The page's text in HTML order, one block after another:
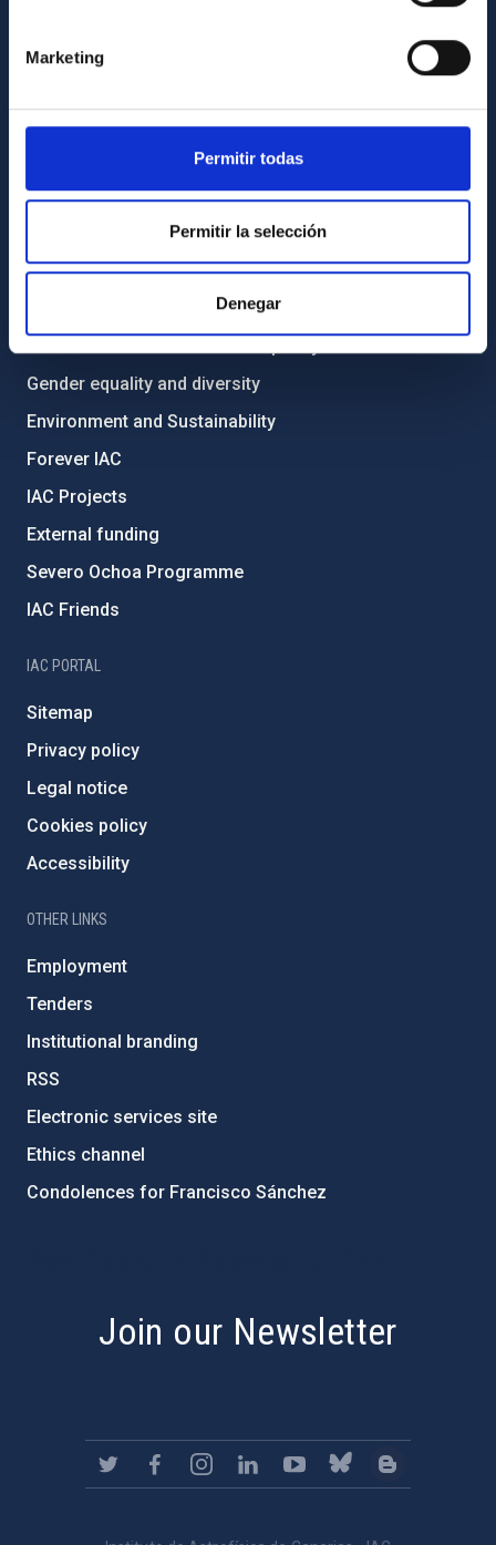
Marketing
Permitir todas
Permitir la selección
Denegar
How to get to the IAC
Library
Legislation
Gender equality and diversity
Environment and Sustainability
Forever IAC
IAC Projects
External funding
Severo Ochoa Programme
IAC Friends
IAC PORTAL
Sitemap
Privacy policy
Legal notice
Cookies policy
Accessibility
OTHER LINKS
Employment
Tenders
Institutional branding
RSS
Electronic services site
Ethics channel
Condolences for Francisco Sánchez
Join our Newsletter